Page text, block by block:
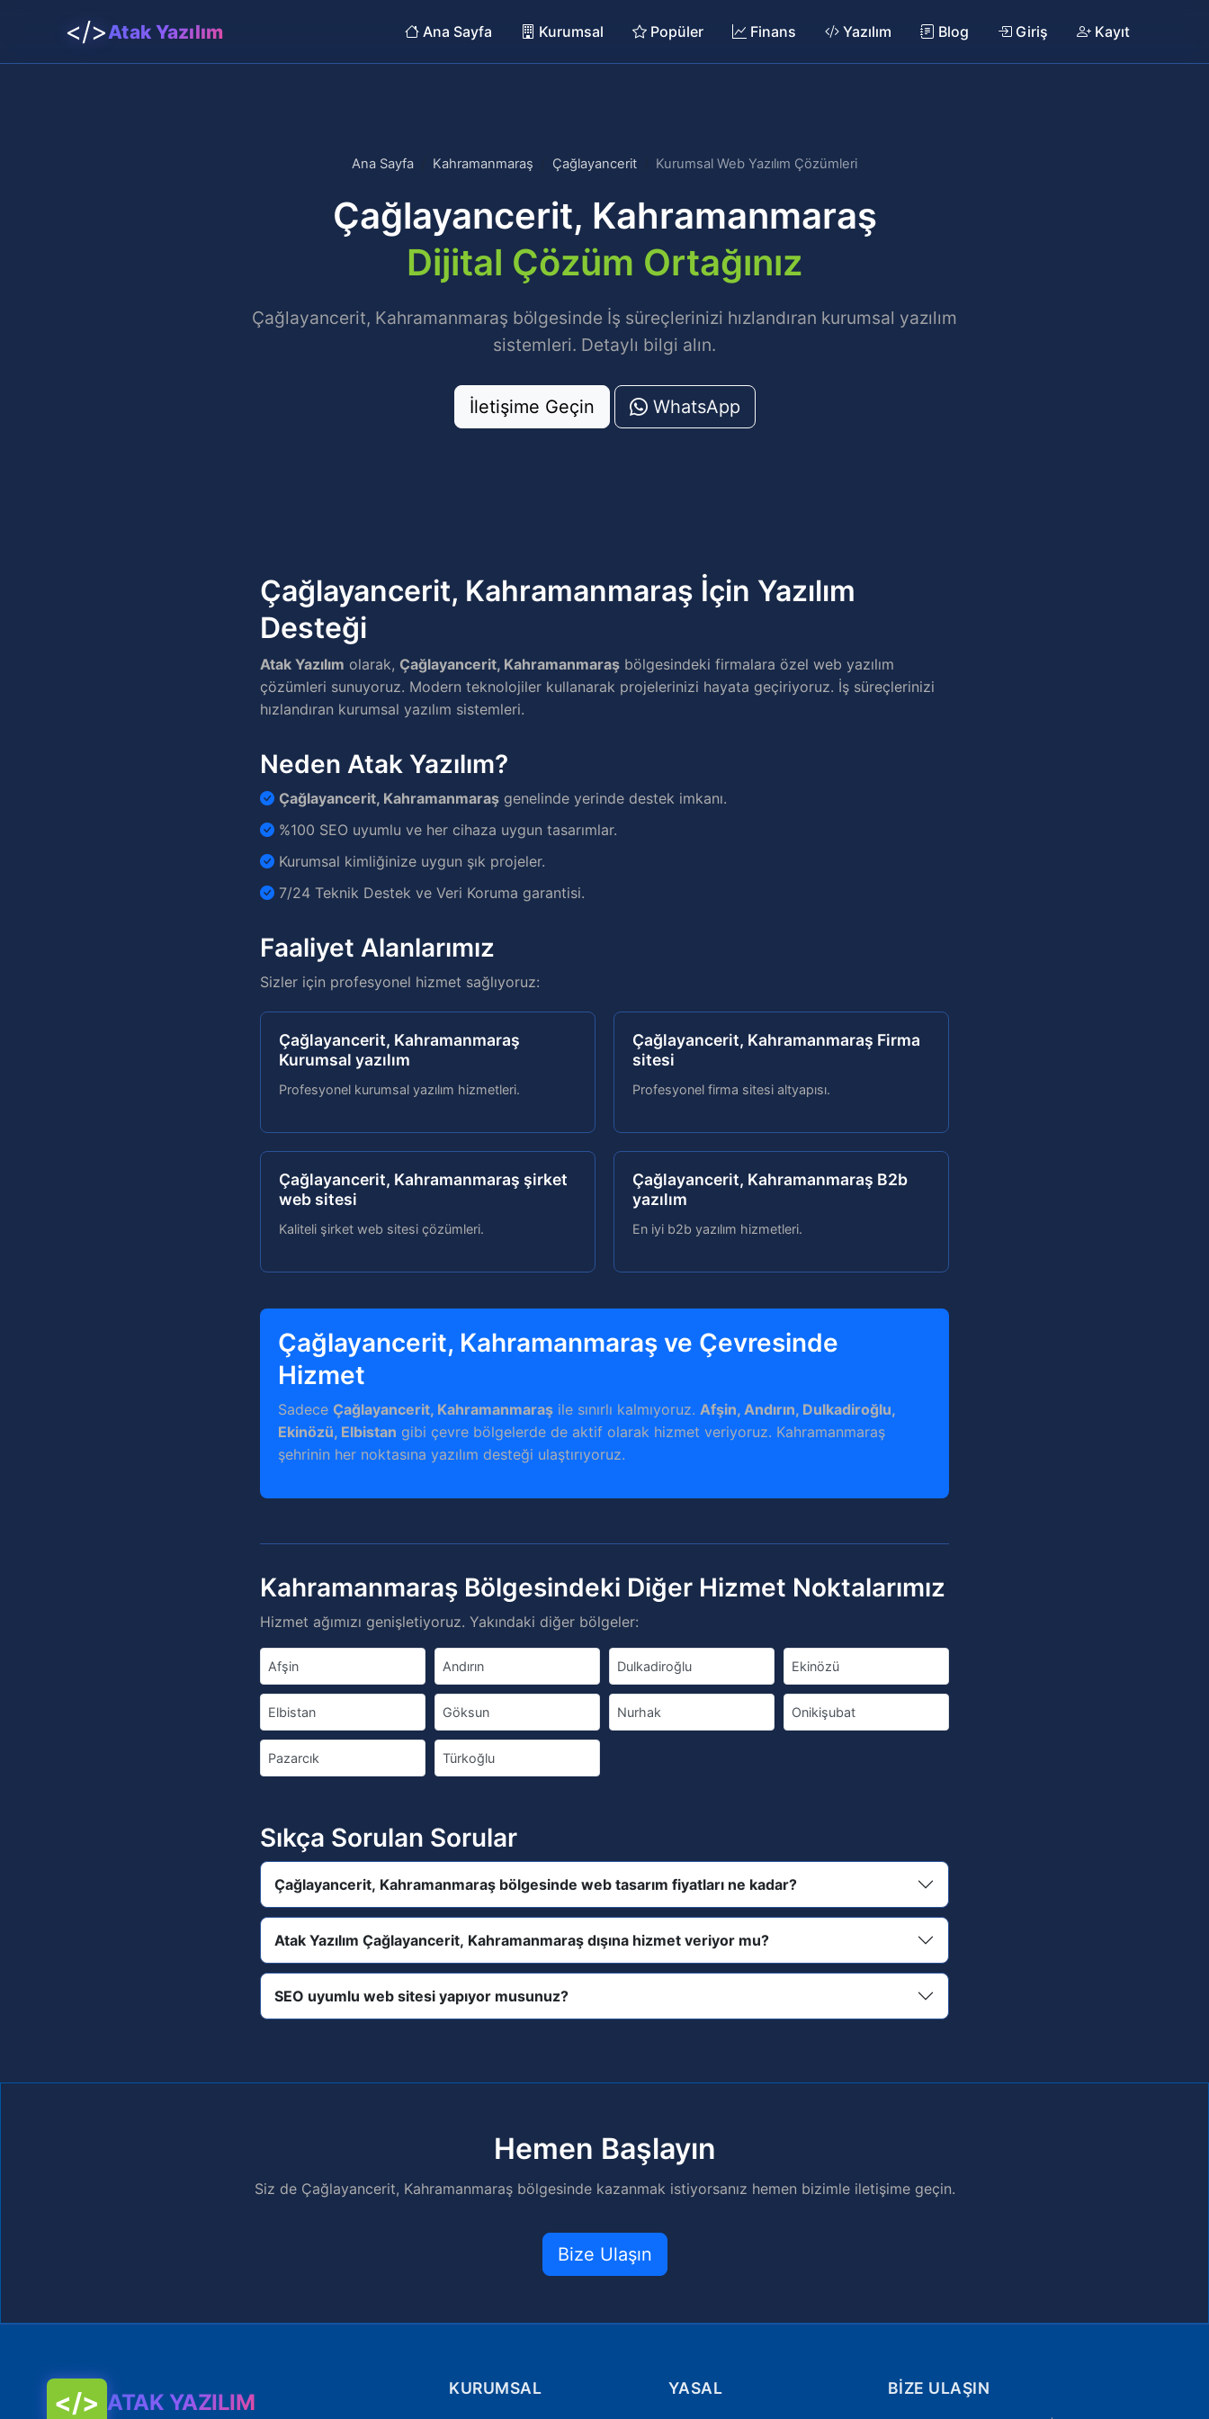
</>Atak Yazılım Ana Sayfa Kurumsal Popüler Finans Yazılım Blog Giriş Kayıt
Ana Sayfa Kahramanmaraş Çağlayancerit Kurumsal Web Yazılım Çözümleri
Çağlayancerit, Kahramanmaraş
Dijital Çözüm Ortağınız
Çağlayancerit, Kahramanmaraş bölgesinde İş süreçlerinizi hızlandıran kurumsal yazılım
sistemleri. Detaylı bilgi alın.
İletişime Geçin WhatsApp
Çağlayancerit, Kahramanmaraş İçin Yazılım
Desteği
Atak Yazılım olarak, Çağlayancerit, Kahramanmaraş bölgesindeki firmalara özel web yazılım
çözümleri sunuyoruz. Modern teknolojiler kullanarak projelerinizi hayata geçiriyoruz. İş süreçlerinizi
hızlandıran kurumsal yazılım sistemleri.
Neden Atak Yazılım?
Çağlayancerit, Kahramanmaraş genelinde yerinde destek imkanı.
%100 SEO uyumlu ve her cihaza uygun tasarımlar.
Kurumsal kimliğinize uygun şık projeler.
7/24 Teknik Destek ve Veri Koruma garantisi.
Faaliyet Alanlarımız
Sizler için profesyonel hizmet sağlıyoruz:
Çağlayancerit, Kahramanmaraş
Kurumsal yazılım
Profesyonel kurumsal yazılım hizmetleri.
Çağlayancerit, Kahramanmaraş Firma
sitesi
Profesyonel firma sitesi altyapısı.
Çağlayancerit, Kahramanmaraş şirket
web sitesi
Kaliteli şirket web sitesi çözümleri.
Çağlayancerit, Kahramanmaraş B2b
yazılım
En iyi b2b yazılım hizmetleri.
Çağlayancerit, Kahramanmaraş ve Çevresinde
Hizmet
SadeceÇağlayancerit, Kahramanmaraş ile sınırlı kalmıyoruz.Afşin, Andırın, Dulkadiroğlu,
Ekinözü, Elbistan gibi çevre bölgelerde de aktif olarak hizmet veriyoruz. Kahramanmaraş
şehrinin her noktasına yazılım desteği ulaştırıyoruz.
Kahramanmaraş Bölgesindeki Diğer Hizmet Noktalarımız
Hizmet ağımızı genişletiyoruz. Yakındaki diğer bölgeler:
Afşin Andırın Dulkadiroğlu Ekinözü
Elbistan Göksun Nurhak Onikişubat
Pazarcık Türkoğlu
Sıkça Sorulan Sorular
Çağlayancerit, Kahramanmaraş bölgesinde web tasarım fiyatları ne kadar?
Atak Yazılım Çağlayancerit, Kahramanmaraş dışına hizmet veriyor mu?
SEO uyumlu web sitesi yapıyor musunuz?
Hemen Başlayın
Siz de Çağlayancerit, Kahramanmaraş bölgesinde kazanmak istiyorsanız hemen bizimle iletişime geçin.
Bize Ulaşın
</> ATAK YAZILIM
KURUMSAL YASAL BIZE ULAŞIN